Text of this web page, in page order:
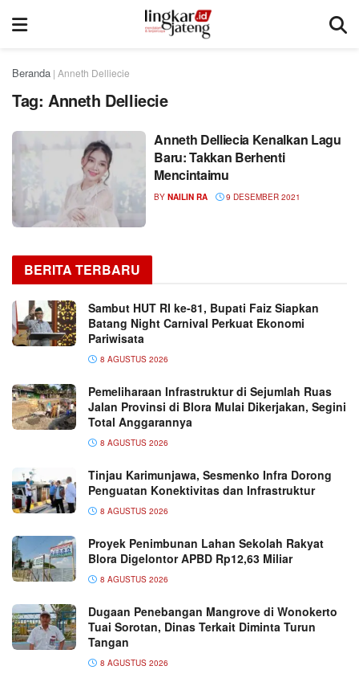
Beranda | Anneth Delliecie
Tag: Anneth Delliecie
Anneth Delliecia Kenalkan Lagu
Baru: Takkan Berhenti
Mencintaimu
BY NAILIN RA 9 DESEMBER 2021
BERITA TERBARU
Sambut HUT RI ke-81, Bupati Faiz Siapkan
Batang Night Carnival Perkuat Ekonomi
Pariwisata
8 AGUSTUS 2026
Pemeliharaan Infrastruktur di Sejumlah Ruas
Jalan Provinsi di Blora Mulai Dikerjakan, Segini
Total Anggarannya
8 AGUSTUS 2026
Tinjau Karimunjawa, Sesmenko Infra Dorong
Penguatan Konektivitas dan Infrastruktur
8 AGUSTUS 2026
Proyek Penimbunan Lahan Sekolah Rakyat
Blora Digelontor APBD Rp12,63 Miliar
8 AGUSTUS 2026
Dugaan Penebangan Mangrove di Wonokerto
Tuai Sorotan, Dinas Terkait Diminta Turun
Tangan
8 AGUSTUS 2026